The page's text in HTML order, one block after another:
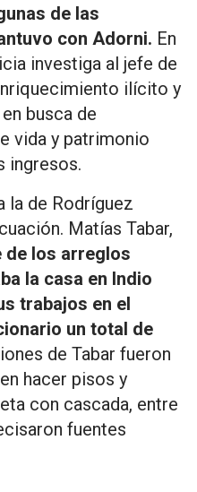
de las
con Adorni. En
investiga al jefe de
ilícito y
busca de
vida y patrimonio
ingresos.
la de Rodríguez
Matías Tabar,
de los arreglos
la casa en Indio
trabajos en el
un total de
de Tabar fueron
hacer pisos y
con cascada, entre
fuentes